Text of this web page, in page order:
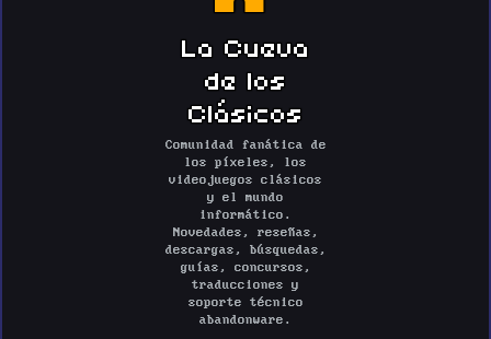
La Cueva
de los
Clásicos
Comunidad fanática de
los píxeles, los
videojuegos clásicos
y el mundo
informático.
Novedades, reseñas,
descargas, búsquedas,
guías, concursos,
traducciones y
soporte técnico
abandonware.